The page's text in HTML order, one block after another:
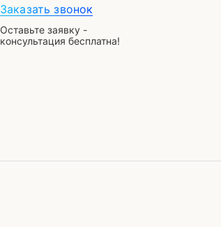
Заказать звонок
Оставьте заявку -
консультация бесплатна!